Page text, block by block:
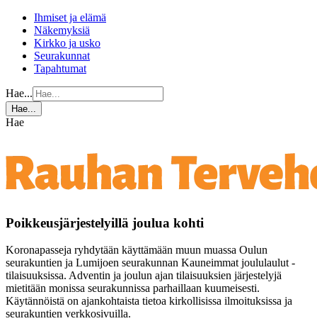
Ihmiset ja elämä
Näkemyksiä
Kirkko ja usko
Seurakunnat
Tapahtumat
Hae...
Hae...
Hae
Poikkeusjärjestelyillä joulua kohti
Koronapasseja ryhdytään käyttämään muun muassa Oulun
seurakuntien ja Lumijoen seurakunnan Kauneimmat joululaulut -
tilaisuuksissa. Adventin ja joulun ajan tilaisuuksien järjestelyjä
mietitään monissa seurakunnissa parhaillaan kuumeisesti.
Käytännöistä on ajankohtaista tietoa kirkollisissa ilmoituksissa ja
seurakuntien verkkosivuilla.